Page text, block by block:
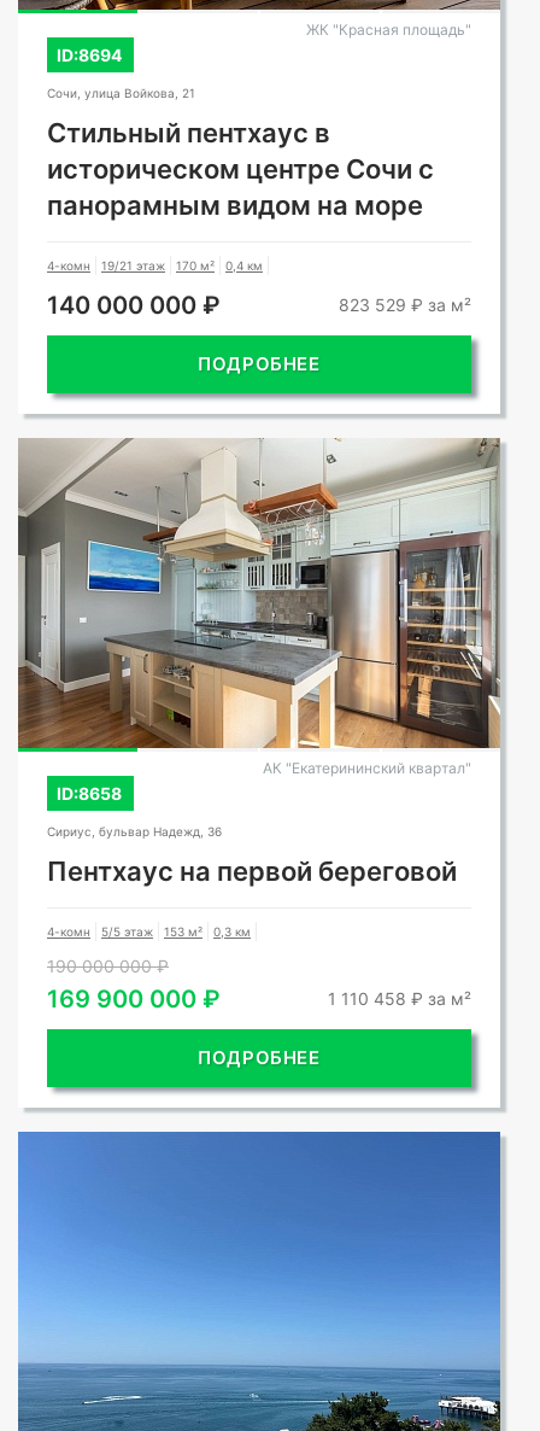
ID:8694
ЖК "Красная площадь"
Сочи, улица Войкова, 21
Стильный пентхаус в
историческом центре Сочи с
панорамным видом на море
4-комн 19/21 этаж 170 м² 0,4 км
140 000 000 ₽ 823 529 ₽ за м²
ПОДРОБНЕЕ
ID:8658
АК "Екатерининский квартал"
Сириус, бульвар Надежд, 36
Пентхаус на первой береговой
4-комн 5/5 этаж 153 м² 0,3 км
190 000 000 ₽
169 900 000 ₽ 1 110 458 ₽ за м²
ПОДРОБНЕЕ